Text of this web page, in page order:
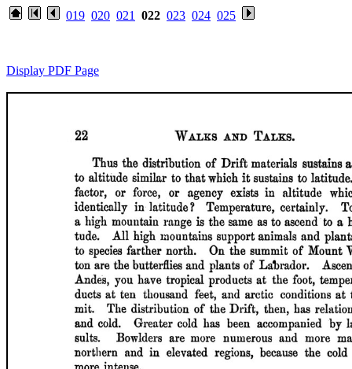
019 020 021 022 023 024 025
Display PDF Page